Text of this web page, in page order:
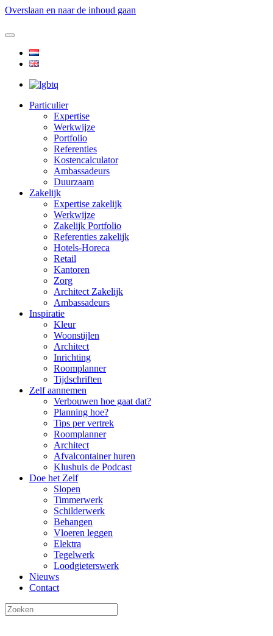
Overslaan en naar de inhoud gaan
Particulier
Expertise
Werkwijze
Portfolio
Referenties
Kostencalculator
Ambassadeurs
Duurzaam
Zakelijk
Expertise zakelijk
Werkwijze
Zakelijk Portfolio
Referenties zakelijk
Hotels-Horeca
Retail
Kantoren
Zorg
Architect Zakelijk
Ambassadeurs
Inspiratie
Kleur
Woonstijlen
Architect
Inrichting
Roomplanner
Tijdschriften
Zelf aannemen
Verbouwen hoe gaat dat?
Planning hoe?
Tips per vertrek
Roomplanner
Architect
Afvalcontainer huren
Klushuis de Podcast
Doe het Zelf
Slopen
Timmerwerk
Schilderwerk
Behangen
Vloeren leggen
Elektra
Tegelwerk
Loodgieterswerk
Nieuws
Contact